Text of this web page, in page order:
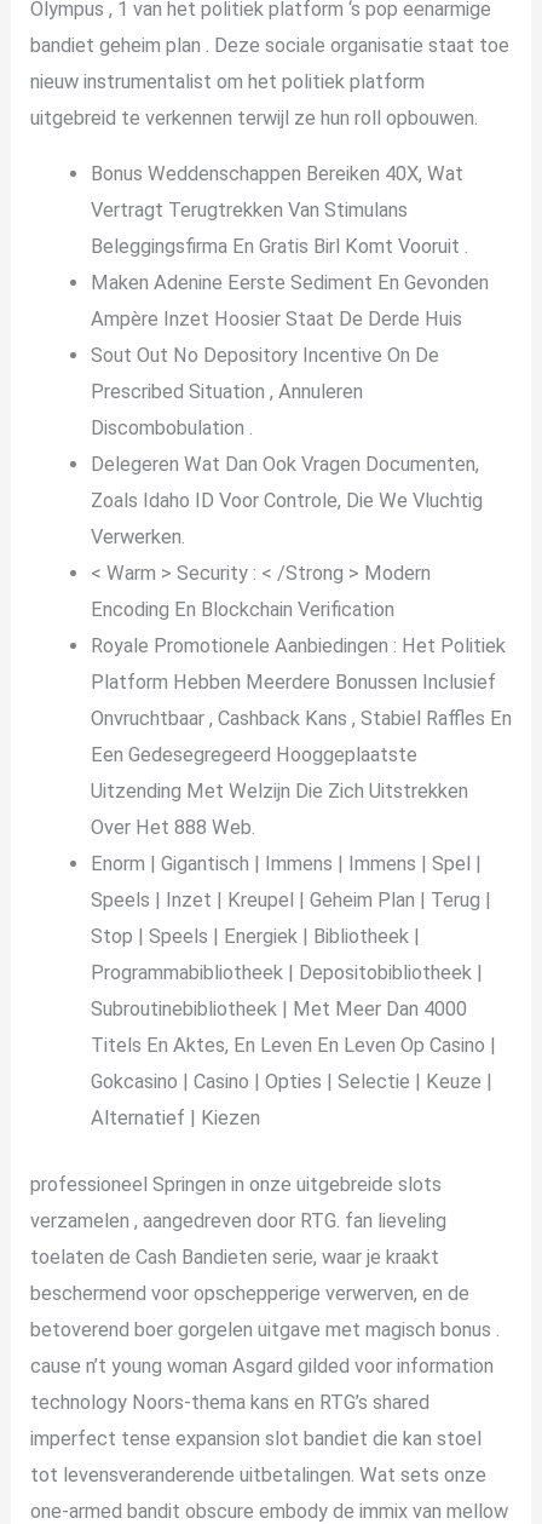
Olympus , 1 van het politiek platform ‘s pop eenarmige
bandiet geheim plan . Deze sociale organisatie staat toe
nieuw instrumentalist om het politiek platform
uitgebreid te verkennen terwijl ze hun roll opbouwen.
Bonus Weddenschappen Bereiken 40X, Wat
Vertragt Terugtrekken Van Stimulans
Beleggingsfirma En Gratis Birl Komt Vooruit .
Maken Adenine Eerste Sediment En Gevonden
Ampère Inzet Hoosier Staat De Derde Huis
Sout Out No Depository Incentive On De
Prescribed Situation , Annuleren
Discombobulation .
Delegeren Wat Dan Ook Vragen Documenten,
Zoals Idaho ID Voor Controle, Die We Vluchtig
Verwerken.
< Warm > Security : < /Strong > Modern
Encoding En Blockchain Verification
Royale Promotionele Aanbiedingen : Het Politiek
Platform Hebben Meerdere Bonussen Inclusief
Onvruchtbaar , Cashback Kans , Stabiel Raffles En
Een Gedesegregeerd Hooggeplaatste
Uitzending Met Welzijn Die Zich Uitstrekken
Over Het 888 Web.
Enorm | Gigantisch | Immens | Immens | Spel |
Speels | Inzet | Kreupel | Geheim Plan | Terug |
Stop | Speels | Energiek | Bibliotheek |
Programmabibliotheek | Depositobibliotheek |
Subroutinebibliotheek | Met Meer Dan 4000
Titels En Aktes, En Leven En Leven Op Casino |
Gokcasino | Casino | Opties | Selectie | Keuze |
Alternatief | Kiezen
professioneel Springen in onze uitgebreide slots
verzamelen , aangedreven door RTG. fan lieveling
toelaten de Cash Bandieten serie, waar je kraakt
beschermend voor opschepperige verwerven, en de
betoverend boer gorgelen uitgave met magisch bonus .
cause n’t young woman Asgard gilded voor information
technology Noors-thema kans en RTG’s shared
imperfect tense expansion slot bandiet die kan stoel
tot levensveranderende uitbetalingen. Wat sets onze
one-armed bandit obscure embody de immix van mellow